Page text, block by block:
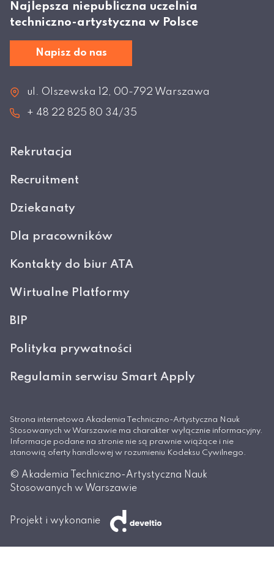
Najlepsza niepubliczna uczelnia
techniczno-artystyczna w Polsce
Napisz do nas
ul. Olszewska 12, 00-792 Warszawa
+ 48 22 825 80 34/35
Rekrutacja
Recruitment
Dziekanaty
Dla pracowników
Kontakty do biur ATA
Wirtualne Platformy
BIP
Polityka prywatności
Regulamin serwisu Smart Apply
Strona internetowa Akademia Techniczno-Artystyczna Nauk
Stosowanych w Warszawie ma charakter wyłącznie informacyjny.
Informacje podane na stronie nie są prawnie wiążące i nie
stanowią oferty handlowej w rozumieniu Kodeksu Cywilnego.
© Akademia Techniczno-Artystyczna Nauk
Stosowanych w Warszawie
Projekt i wykonanie